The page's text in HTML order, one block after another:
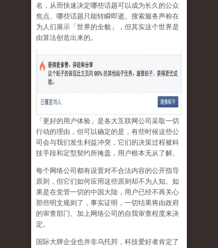
名，从而快速决定哪些话题可以成为长久的公众
焦点、哪些话题只能转瞬即逝。搜索服务声称在
为人们展示「世界的全貌」，但其实这个世界是
由算法创造出来的。
「更好的用户体验」是各大互联网公司采取一切
行动的理由，但可以确定的是，有些时候这些公
司会与我们发生利益冲突，它们的决策过程被科
技手段和定型契约所掩盖，用户根本无从了解。
每个网络公司都有设置对不合法内容的公开指导
原则，但它们如何应用这些原则却不为人知。如
果是在党管一切的中国大陆，用户已经不再关心
那些明文规则了，事实证明， 一切结果将由政府
的审查部门、加上网络公司的自我审查程度来决
定。
国际大牌企业也并非乌托邦，科技爱好者肯定了